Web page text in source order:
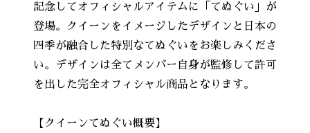
記念してオフィシャルアイテムに「てぬぐい」が
登場。クイーンをイメージしたデザインと日本の
四季が融合した特別なてぬぐいをお楽しみくださ
い。デザインは全てメンバー自身が監修して許可
を出した完全オフィシャル商品となります。
【クイーンてぬぐい概要】